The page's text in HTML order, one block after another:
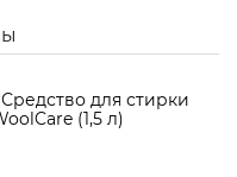
для стирки
(1,5 л)